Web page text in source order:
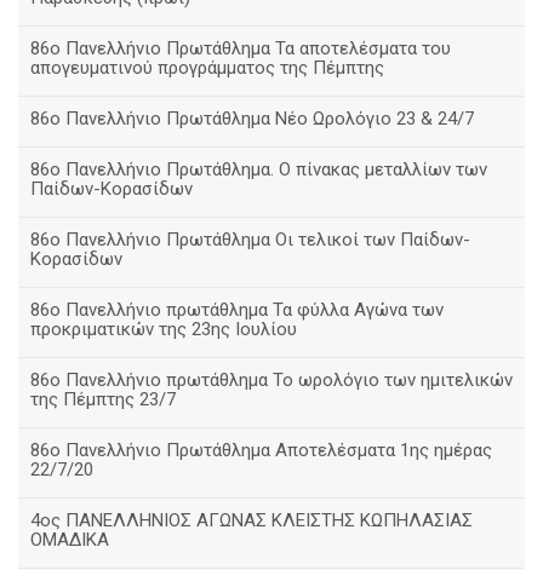
86ο Πανελλήνιο Πρωτάθλημα Τα αποτελέσματα του
απογευματινού προγράμματος της Πέμπτης
86ο Πανελλήνιο Πρωτάθλημα Νέο Ωρολόγιο 23 & 24/7
86ο Πανελλήνιο Πρωτάθλημα. Ο πίνακας μεταλλίων των
Παίδων-Κορασίδων
86ο Πανελλήνιο Πρωτάθλημα Οι τελικοί των Παίδων-
Κορασίδων
86ο Πανελλήνιο πρωτάθλημα Τα φύλλα Αγώνα των
προκριματικών της 23ης Ιουλίου
86ο Πανελλήνιο πρωτάθλημα Το ωρολόγιο των ημιτελικών
της Πέμπτης 23/7
86ο Πανελλήνιο Πρωτάθλημα Αποτελέσματα 1ης ημέρας
22/7/20
4ος ΠΑΝΕΛΛΗΝΙΟΣ ΑΓΩΝΑΣ ΚΛΕΙΣΤΗΣ ΚΩΠΗΛΑΣΙΑΣ
ΟΜΑΔΙΚΑ